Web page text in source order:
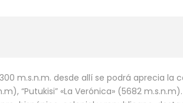
m.s.n.m. desde allí se podrá aprecia la
“Putukisi” «La Verónica» (5682